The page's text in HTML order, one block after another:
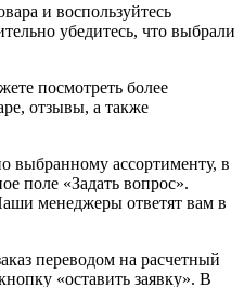
и воспользуйтесь
убедитесь, что выбрали
посмотреть более
отзывы, а также
выбранному ассортименту, в
поле «Задать вопрос».
менеджеры ответят вам в
переводом на расчетный
«оставить заявку». В